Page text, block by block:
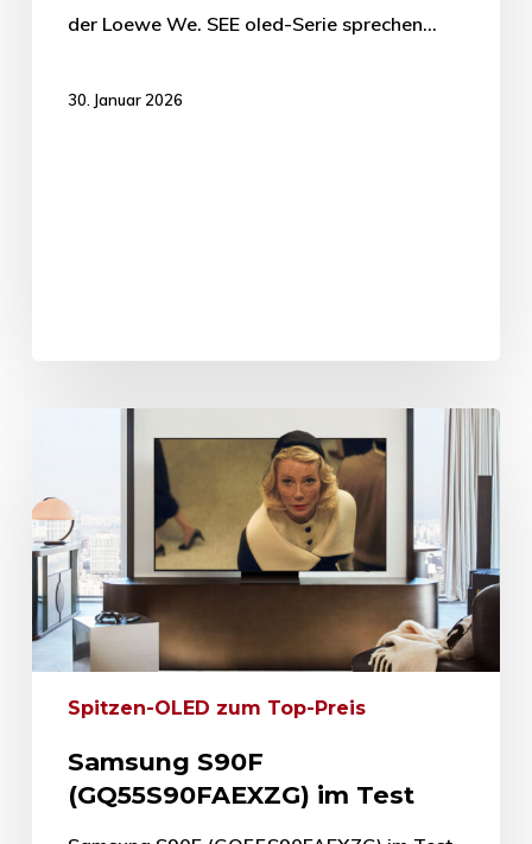
der Loewe We. SEE oled-Serie sprechen…
30. Januar 2026
Spitzen-OLED zum Top-Preis
Samsung S90F
(GQ55S90FAEXZG) im Test